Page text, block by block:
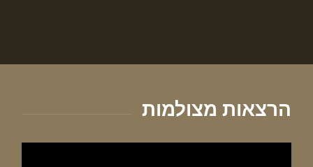
הרצאות מצולמות